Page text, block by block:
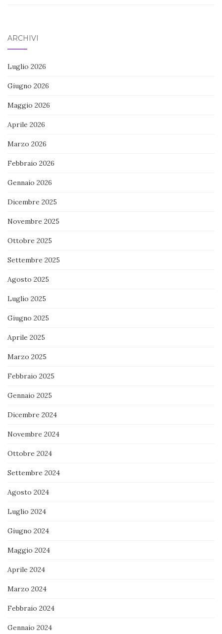
ARCHIVI
Luglio 2026
Giugno 2026
Maggio 2026
Aprile 2026
Marzo 2026
Febbraio 2026
Gennaio 2026
Dicembre 2025
Novembre 2025
Ottobre 2025
Settembre 2025
Agosto 2025
Luglio 2025
Giugno 2025
Aprile 2025
Marzo 2025
Febbraio 2025
Gennaio 2025
Dicembre 2024
Novembre 2024
Ottobre 2024
Settembre 2024
Agosto 2024
Luglio 2024
Giugno 2024
Maggio 2024
Aprile 2024
Marzo 2024
Febbraio 2024
Gennaio 2024